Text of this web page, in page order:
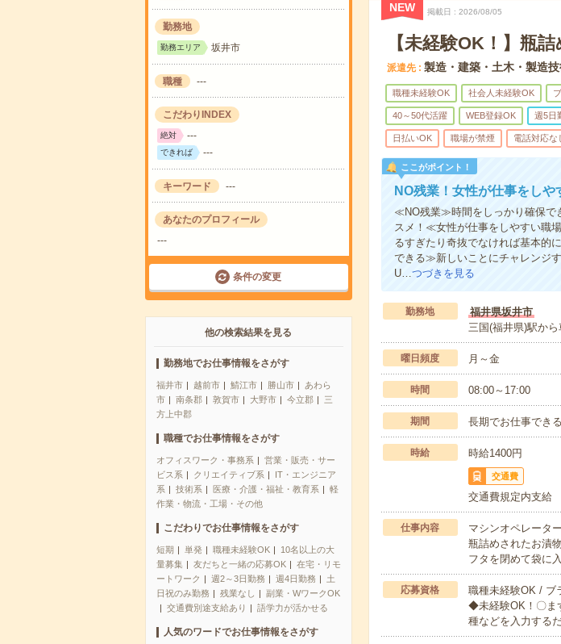
勤務地
勤務エリア 坂井市
職種 ---
こだわりINDEX
絶対 ---
できれば ---
キーワード ---
あなたのプロフィール
---
条件の変更
他の検索結果を見る
勤務地でお仕事情報をさがす
福井市 越前市 鯖江市 勝山市
あわら
市
南条郡 敦賀市 大野市 今立郡
三
方上中郡
職種でお仕事情報をさがす
オフィスワーク・事務系
営業・販売・サー
ビス系
クリエイティブ系
IT・エンジニア
系
技術系 医療・介護・福祉・教育系
軽
作業・物流・工場・その他
こだわりでお仕事情報をさがす
短期 単発 職種未経験OK
10名以上の大
量募集
友だちと一緒の応募OK
在宅・リモ
ートワーク
週2～3日勤務 週4日勤務
土
日祝のみ勤務
残業なし
副業・WワークOK
交通費別途支給あり
語学力が活かせる
人気のワードでお仕事情報をさがす
NEW 掲載日 2026/08/05
【未経験OK！】瓶
派遣先 製造・建築・土木・製造
職種未経験OK 社会人未経験OK
40～50代活躍 WEB登録OK 週5日
日払いOK 職場が禁煙 電話対応な
ここがポイント！
NO残業！女性が仕事をしや
≪NO残業≫時間をしっかり確保で
スメ！≪女性が仕事をしやすい職
るすぎたり奇抜でなければ基本的
できる≫新しいことにチャレンジ
U…つづきを見る
勤務地
福井県坂井市
三国(福井県)駅から
曜日頻度 月～金
時間 08:00～17:00
期間 長期でお仕事でき
時給 時給1400円
交通費
交通費規定内支給
仕事内容
マシンオペレーター
瓶詰めされたお漬
フタを閉めて袋に
応募資格
職種未経験OK / ブ
◆未経験OK！〇ま
種などを入力する